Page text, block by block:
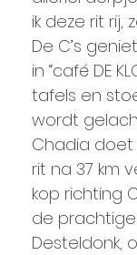
ik deze rit rij,
De C’s
in “café DE
tafels en
wordt
Chadia
rit na 37 km
kop richting
de
Desteldonk,